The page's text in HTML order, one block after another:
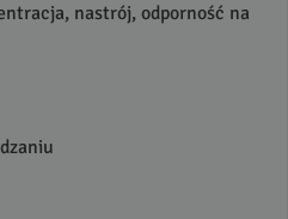
nastrój, odporność na